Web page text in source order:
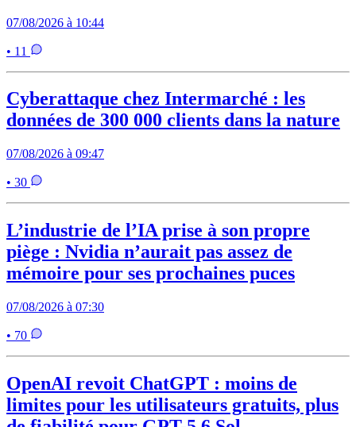
07/08/2026 à 10:44
• 11
Cyberattaque chez Intermarché : les
données de 300 000 clients dans la nature
07/08/2026 à 09:47
• 30
L’industrie de l’IA prise à son propre
piège : Nvidia n’aurait pas assez de
mémoire pour ses prochaines puces
07/08/2026 à 07:30
• 70
OpenAI revoit ChatGPT : moins de
limites pour les utilisateurs gratuits, plus